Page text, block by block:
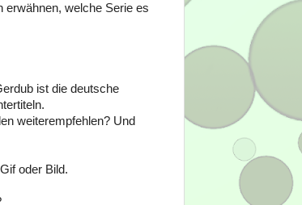
erwähnen, welche Serie es
ist die deutsche
weiterempfehlen? Und
oder Bild.